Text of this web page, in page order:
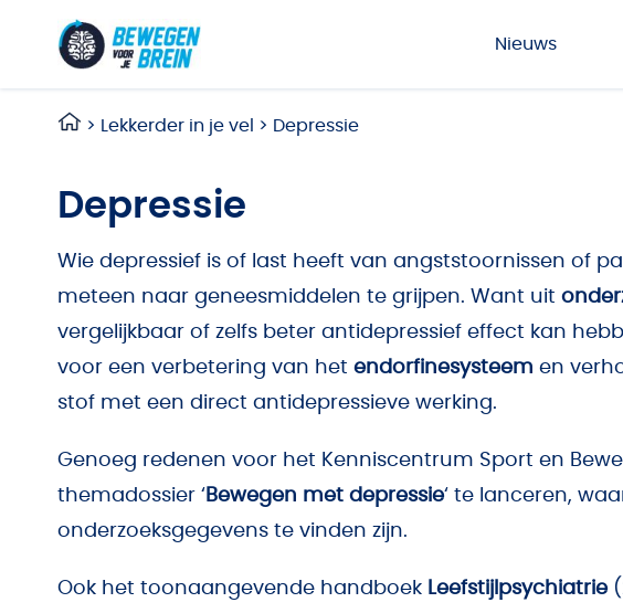
Nieuws
> Lekkerder in je vel > Depressie
Depressie
Wie depressief is of last heeft van angststoornissen of
meteen naar geneesmiddelen te grijpen. Want uit
vergelijkbaar of zelfs beter antidepressief effect kan
voor een verbetering van het endorfinesysteem en
stof met een direct antidepressieve werking.
Genoeg redenen voor het Kenniscentrum Sport en
themadossier ‘ Bewegen met depressie‘ te lanceren,
onderzoeksgegevens te vinden zijn.
Ook het toonaangevende handboek Leefstijlpsychiatrie